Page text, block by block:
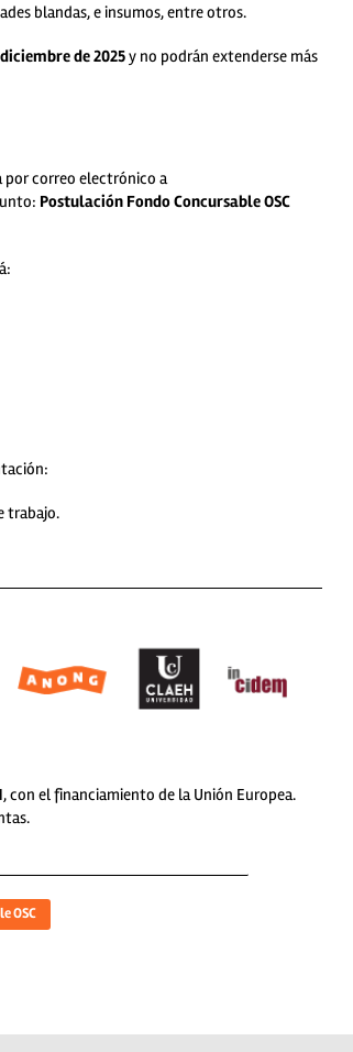
blandas, e insumos, entre otros.
de 2025y no podrán extenderse más
por correo electrónico a
Postulación Fondo Concursable OSC
trabajo.
, con el financiamiento de la Unión Europea.
OSC